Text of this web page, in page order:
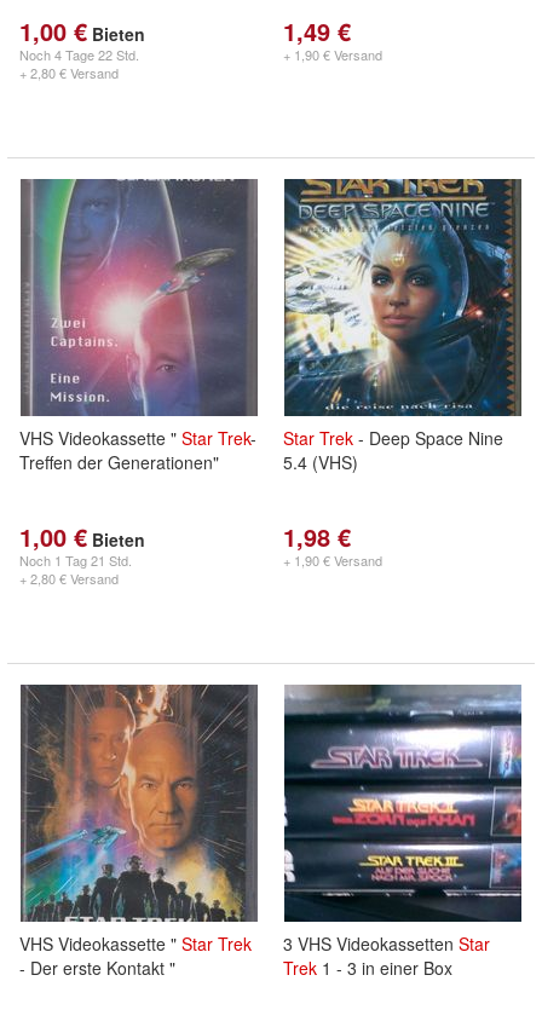
1,00 € Bieten
Noch4 Tage 22 Std.
+ 2,80 € Versand
1,49 €
+ 1,90 € Versand
VHS Videokassette " Star Trek-
Treffen der Generationen"
1,00 € Bieten
Noch 1 Tag 21 Std.
+ 2,80 € Versand
Star Trek - Deep Space Nine
5.4 (VHS)
1,98 €
+ 1,90 € Versand
VHS Videokassette " Star Trek
- Der erste Kontakt "
3 VHS Videokassetten Star
Trek 1 - 3 in einer Box